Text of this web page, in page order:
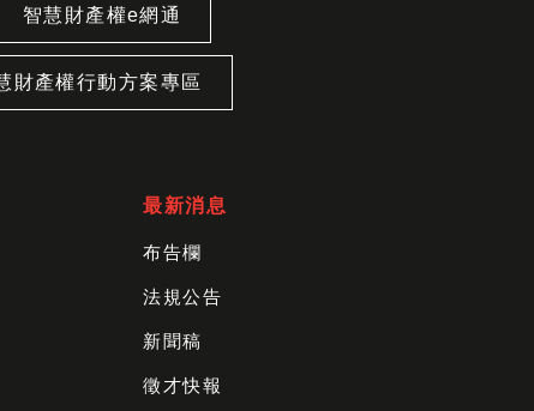
智慧財產權e網通
財產權行動方案專區
最新消息
布告欄
法規公告
新聞稿
徵才快報